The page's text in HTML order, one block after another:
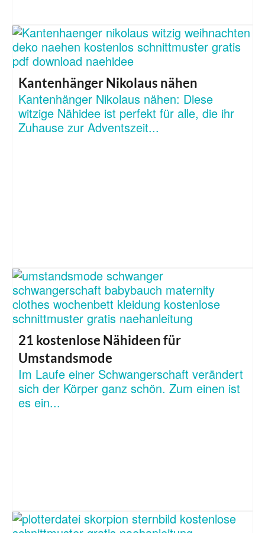
Kantenhänger Nikolaus nähen
Kantenhänger Nikolaus nähen: Diese
witzige Nähidee ist perfekt für alle, die ihr
Zuhause zur Adventszeit...
21 kostenlose Nähideen für
Umstandsmode
Im Laufe einer Schwangerschaft verändert
sich der Körper ganz schön. Zum einen ist
es ein...